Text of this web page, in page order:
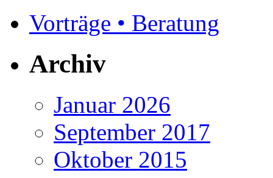
Vorträge • Beratung
Archiv
Januar 2026
September 2017
Oktober 2015